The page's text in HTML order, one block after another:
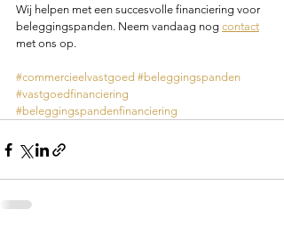
Wij helpen met een succesvolle financiering voor
beleggingspanden. Neem vandaag nog contact
met ons op.
#commercieelvastgoed #beleggingspanden
#vastgoedfinanciering
#beleggingspandenfinanciering